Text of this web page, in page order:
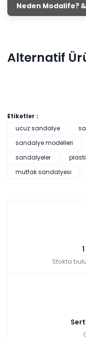
Neden Modalife?
Alternatif
Pratik Çok
₺2.490,00
Etiketler :
ucuz sandalye
sandalye modelleri
sandalyeler
mutfak sandalyesi
Stokta